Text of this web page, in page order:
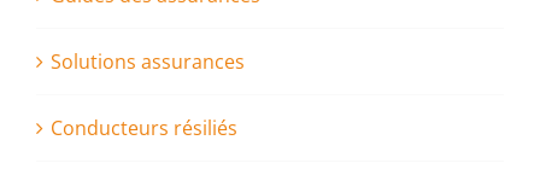
Solutions assurances
Conducteurs résiliés